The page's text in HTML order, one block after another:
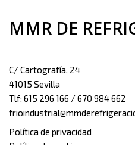
MMR DE
C/ Cartografía, 24
41015 Sevilla
Tlf: 615 296 166 / 670 984 662
Política de privacidad
Política de cookies